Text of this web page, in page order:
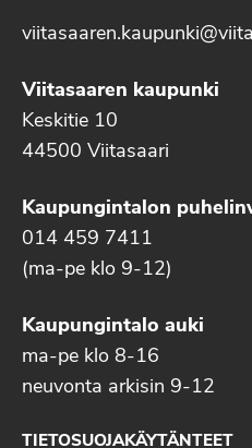
Viitasaaren kaupunki
Keskitie 10
44500 Viitasaari
Kaupungintalon
014 459 7411
(ma-pe klo 9-12)
Kaupungintalo auki
ma-pe klo 8-16
neuvonta arkisin 9-12
TIETOSUOJAKÄYTÄNTEET